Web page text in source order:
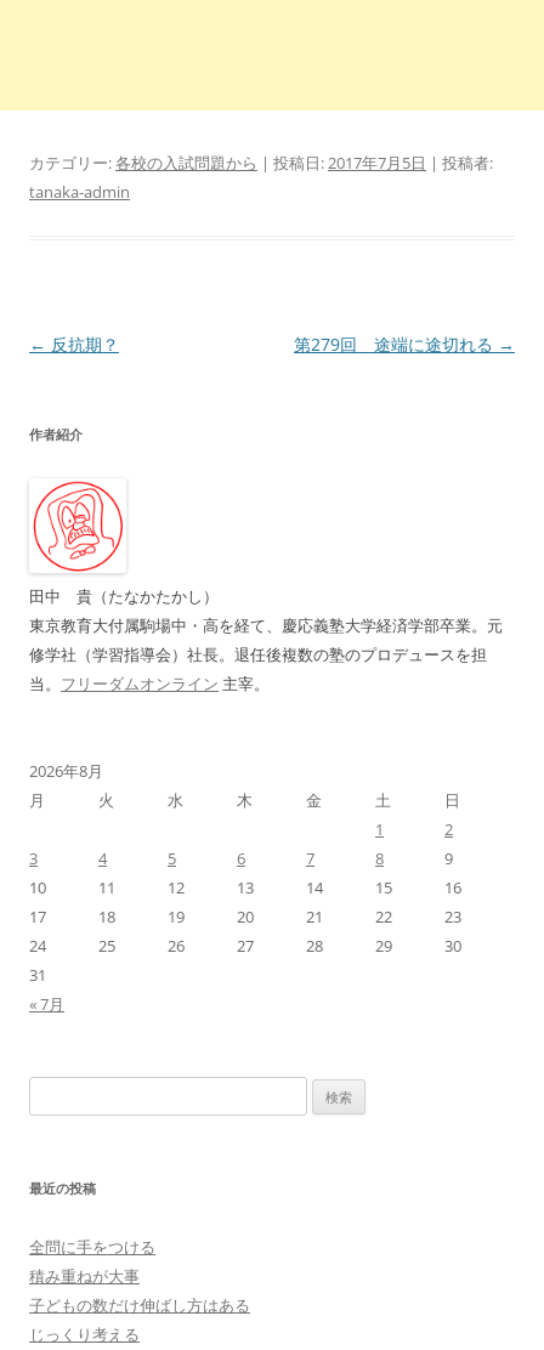
カテゴリー:各校の入試問題から | 投稿日:2017年7月5日 | 投稿者:
tanaka-admin
投
ビ
ー
シ
ン
← 反抗期？ 第279回 途端に途切れる →
作者紹介
田中 貴（たなかたかし）
東京教育大付属駒場中・高を経て、慶応義塾大学経済学部卒業。元
修学社（学習指導会）社長。退任後複数の塾のプロデュースを担
当。 フリーダムオンライン 主宰。
2026年8月
月
火 水 木 金 土
日
1
2
3
4 5 6 7 8
9
10
11 12 13 14 15
16
17
18 19 20 21 22
23
24
25 26 27 28 29
30
31
« 7月
索:
最近の投稿
全問に手をつける
積み重ねが大事
子どもの数だけ伸ばし方はある
じっくり考える